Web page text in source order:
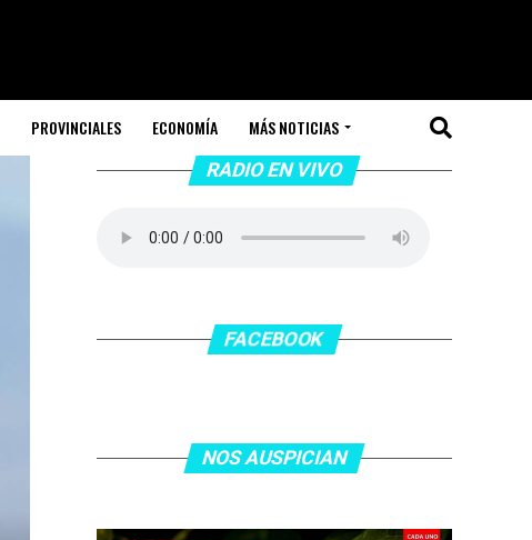
PROVINCIALES ECONOMÍA MÁS NOTICIAS
RADIO EN VIVO
FACEBOOK
NOS AUSPICIAN